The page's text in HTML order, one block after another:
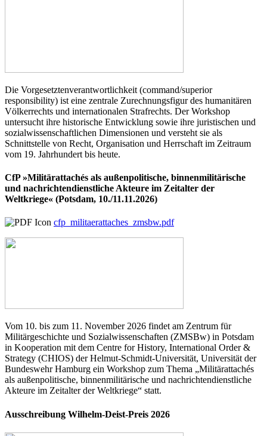
Die Vorgesetztenverantwortlichkeit (command/superior
responsibility) ist eine zentrale Zurechnungsfigur des humanitären
Völkerrechts und internationalen Strafrechts. Der Workshop
untersucht ihre historische Entwicklung sowie ihre juristischen und
sozialwissenschaftlichen Dimensionen und versteht sie als
Schnittstelle von Recht, Organisation und Herrschaft im Zeitraum
vom 19. Jahrhundert bis heute.
CfP »Militärattachés als außenpolitische, binnenmilitärische
und nachrichtendienstliche Akteure im Zeitalter der
Weltkriege« (Potsdam, 10./11.11.2026)
cfp_militaerattaches_zmsbw.pdf
Vom 10. bis zum 11. November 2026 findet am Zentrum für
Militärgeschichte und Sozialwissenschaften (ZMSBw) in Potsdam
in Kooperation mit dem Centre for History, International Order &
Strategy (CHIOS) der Helmut-Schmidt-Universität, Universität der
Bundeswehr Hamburg ein Workshop zum Thema „Militärattachés
als außenpolitische, binnenmilitärische und nachrichtendienstliche
Akteure im Zeitalter der Weltkriege“ statt.
Ausschreibung Wilhelm-Deist-Preis 2026